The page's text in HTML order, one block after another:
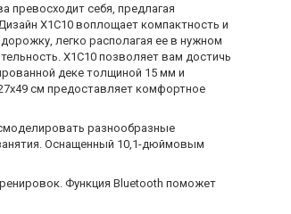
превосходит себя, предлагая
X1C10 воплощает компактность и
легко располагая ее в нужном
X1C10 позволяет вам достичь
деке толщиной 15 мм и
см предоставляет комфортное
разнообразные
Оснащенный 10,1-дюймовым
Функция Bluetooth поможет